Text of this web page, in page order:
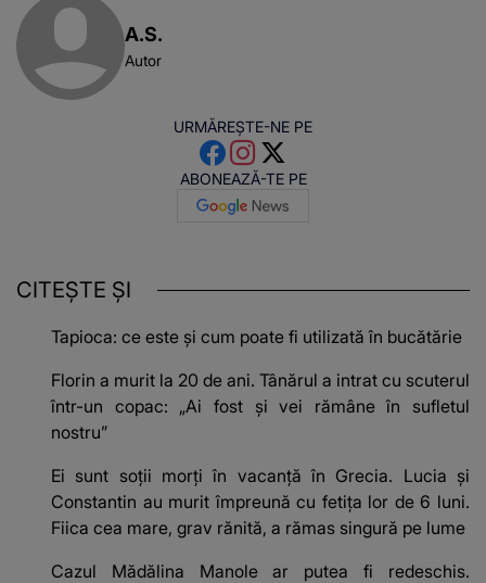
A.S.
Autor
URMĂREȘTE-NE PE
ABONEAZĂ-TE PE
CITEȘTE ȘI
Tapioca: ce este și cum poate fi utilizată în bucătărie
Florin a murit la 20 de ani. Tânărul a intrat cu scuterul
într-un copac: „Ai fost și vei rămâne în sufletul
nostru”
Ei sunt soții morți în vacanță în Grecia. Lucia și
Constantin au murit împreună cu fetița lor de 6 luni.
Fiica cea mare, grav rănită, a rămas singură pe lume
Cazul Mădălina Manole ar putea fi redeschis.